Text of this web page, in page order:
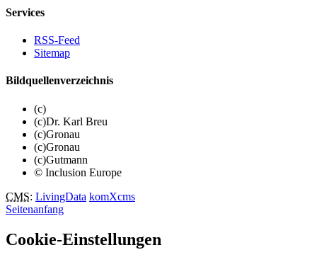
Services
RSS-Feed
Sitemap
Bildquellenverzeichnis
(c)
(c)Dr. Karl Breu
(c)Gronau
(c)Gronau
(c)Gutmann
© Inclusion Europe
CMS: LivingData komXcms
Seitenanfang
Cookie-Einstellungen